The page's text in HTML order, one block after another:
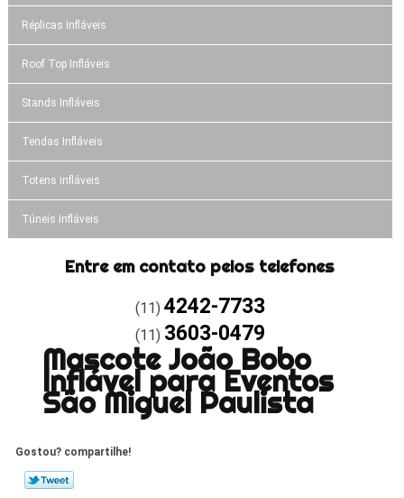
Réplicas Infláveis
Roof Top Infláveis
Stands Infláveis
Tendas Infláveis
Totens infláveis
Túneis Infláveis
Entre em contato pelos telefones
(11) 4242-7733
(11) 3603-0479
Mascote João Bobo
Inflável para Eventos
São Miguel Paulista
Gostou? compartilhe!